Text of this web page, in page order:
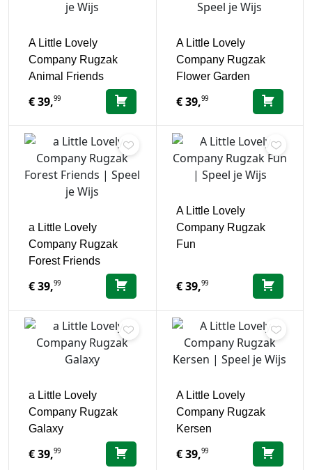
A Little Lovely
Company Rugzak
Animal Friends
€39,99
A Little Lovely
Company Rugzak
Flower Garden
€39,99
a Little Lovely
Company Rugzak
Forest Friends
€39,99
A Little Lovely
Company Rugzak
Fun
€39,99
a Little Lovely
Company Rugzak
Galaxy
€39,99
A Little Lovely
Company Rugzak
Kersen
€39,99